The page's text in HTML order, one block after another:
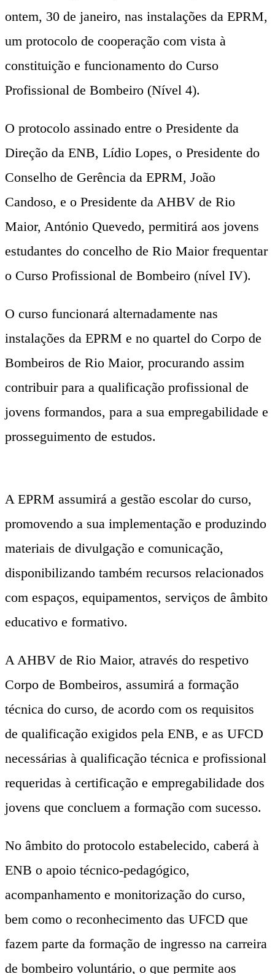
ontem, 30 de janeiro, nas instalações da EPRM,
um protocolo de cooperação com vista à
constituição e funcionamento do Curso
Profissional de Bombeiro (Nível 4).
O protocolo assinado entre o Presidente da
Direção da ENB, Lídio Lopes, o Presidente do
Conselho de Gerência da EPRM, João
Candoso, e o Presidente da AHBV de Rio
Maior, António Quevedo, permitirá aos jovens
estudantes do concelho de Rio Maior frequentar
o Curso Profissional de Bombeiro (nível IV).
O curso funcionará alternadamente nas
instalações da EPRM e no quartel do Corpo de
Bombeiros de Rio Maior, procurando assim
contribuir para a qualificação profissional de
jovens formandos, para a sua empregabilidade e
prosseguimento de estudos.
A EPRM assumirá a gestão escolar do curso,
promovendo a sua implementação e produzindo
materiais de divulgação e comunicação,
disponibilizando também recursos relacionados
com espaços, equipamentos, serviços de âmbito
educativo e formativo.
A AHBV de Rio Maior, através do respetivo
Corpo de Bombeiros, assumirá a formação
técnica do curso, de acordo com os requisitos
de qualificação exigidos pela ENB, e as UFCD
necessárias à qualificação técnica e profissional
requeridas à certificação e empregabilidade dos
jovens que concluem a formação com sucesso.
No âmbito do protocolo estabelecido, caberá à
ENB o apoio técnico-pedagógico,
acompanhamento e monitorização do curso,
bem como o reconhecimento das UFCD que
fazem parte da formação de ingresso na carreira
de bombeiro voluntário, o que permite aos